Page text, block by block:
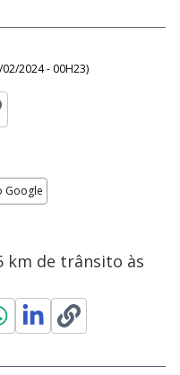
2024 - 00H23)
Google
km de trânsito às